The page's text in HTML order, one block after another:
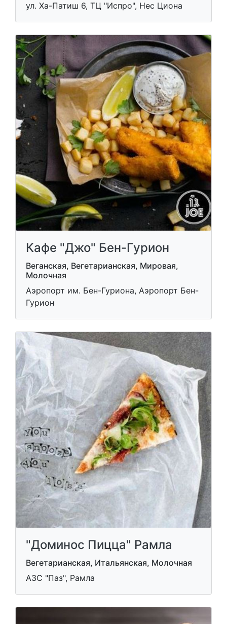
ул. Ха-Патиш 6, ТЦ "Испро", Нес Циона
Кафе "Джо" Бен-Гурион
Веганская, Вегетарианская, Мировая,
Молочная
Аэропорт им. Бен-Гуриона, Аэропорт Бен-
Гурион
"Доминос Пицца" Рамла
Вегетарианская, Итальянская, Молочная
АЗС "Паз", Рамла